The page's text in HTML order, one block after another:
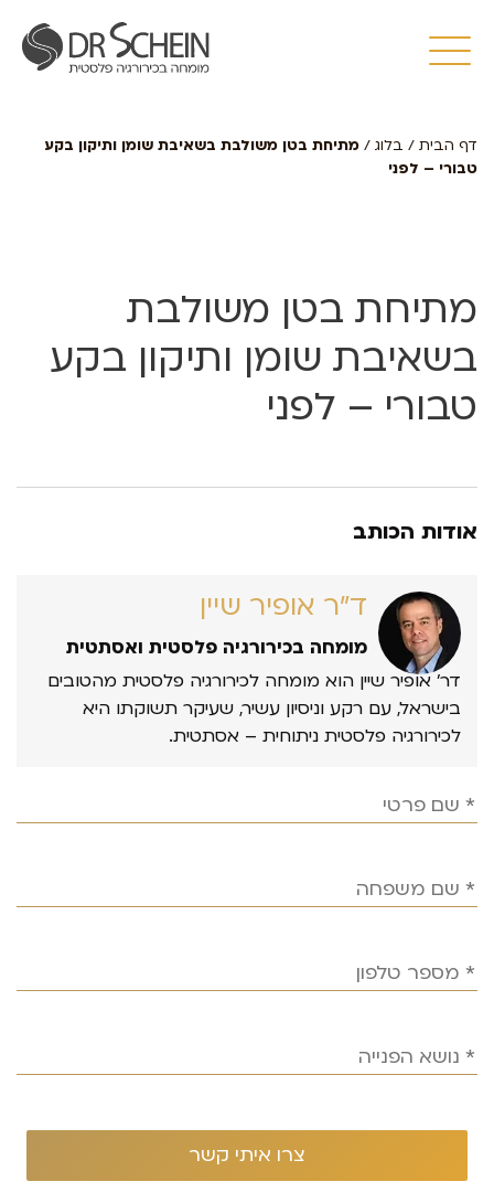
דף הבית / בלוג / מתיחת בטן משולבת בשאיבת שומן ותיקון בקע
טבורי – לפני
מתיחת בטן משולבת
בשאיבת שומן ותיקון בקע
טבורי – לפני
אודות הכותב
ד״ר אופיר שיין
מומחה בכירורגיה פלסטית ואסתטית
דר’ אופיר שיין הוא מומחה לכירורגיה פלסטית מהטובים
בישראל, עם רקע וניסיון עשיר, שעיקר תשוקתו היא
לכירורגיה פלסטית ניתוחית – אסתטית.